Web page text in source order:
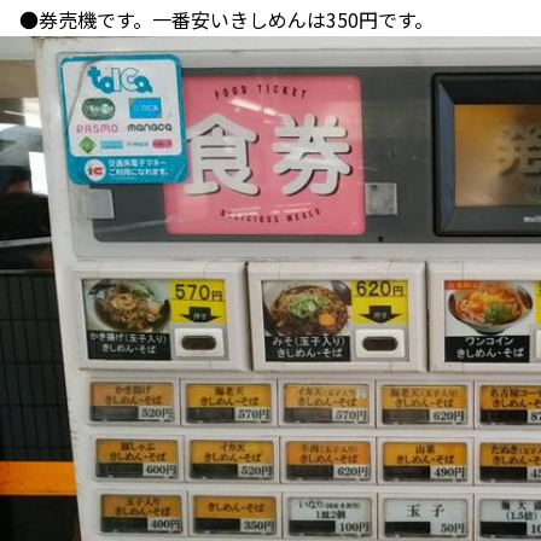
●券売機です。一番安いきしめんは350円です。